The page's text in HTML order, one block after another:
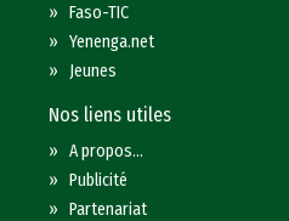
»Faso-TIC
»Yenenga.net
» Jeunes
Nos liens utiles
»A propos...
»Publicité
»Partenariat